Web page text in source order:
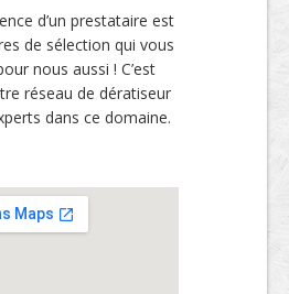
d’un prestataire est
de sélection qui vous
nous aussi ! C’est
réseau de dératiseur
dans ce domaine.